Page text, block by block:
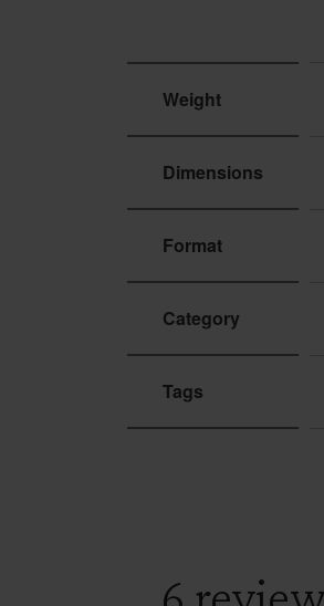
Weight
Dimensions
Format
Category
Tags